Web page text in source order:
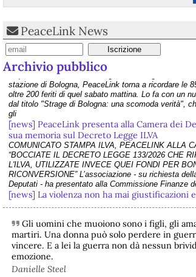
PeaceLink News
Archivio pubblico
[news] PeaceLink presenta alla Camera dei
sua memoria sul Decreto Legge ILVA
COMUNICATO STAMPA ILVA, PEACELINK ALLA
“BOCCIATE IL DECRETO LEGGE 133/2026 CHE
L'ILVA, UTILIZZATE INVECE QUEI FONDI PER
RICONVERSIONE” L’associazione - su richiesta
Deputati - ha presentato alla Commissione Finanze
[news] La violenza non ha mai giustificazioni
sempre per danneggiare le cause che
difendere
I recenti e gravi fatti di Bologna e Chiomonte
riflessione profonda che superi le strumentalizzazioni
suo ultimo intervento - che abbiamo rilanciato come
lucidità: la violenza non ha
[news] ILVA, ora la salute viene prima
PeaceLink: “Una vittoria storica dei cittadini, ora la
prima” L’associazione PeaceLink esprime il proprio
e la più sentita gratitudine al gruppo di cittadini e
Genitori Tarantini che hanno ottenuto una vittoria
Gli uomini che muoiono sono i figli, gli
martiri. Una donna può solo perdere in
vincere. E a lei la guerra non dà nessun
emozione.
Danielle Steel